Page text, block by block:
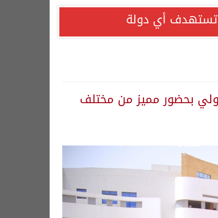
تستهدف أي دولة
بحضور مميز من مختلف